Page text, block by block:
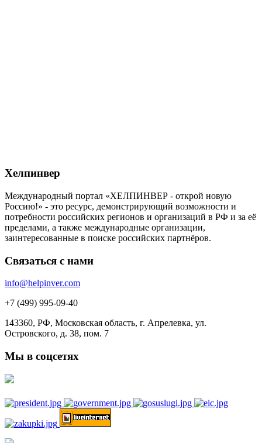
Хелпинвер
Международный портал «ХЕЛПИНВЕР - открой новую
Россию!» - это ресурс, демонстрирующий возможности и
потребности российских регионов и организаций в РФ и за её
пределами, а также международные организации,
заинтересованные в поиске российских партнёров.
Связаться с нами
info@helpinver.com
+7 (499) 995-09-40
143360, РФ, Московская область, г. Апрелевка, ул.
Островского, д. 38, пом. 7
Мы в соцсетях